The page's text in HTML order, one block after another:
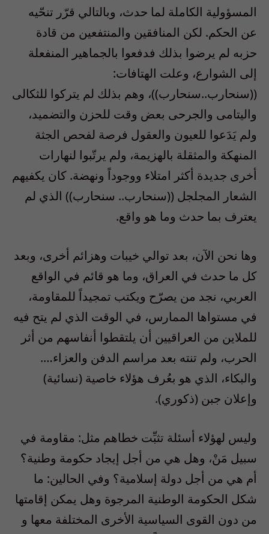
المسؤولية الكاملة لما حدث، وبالتالي قرّر تنحّيه
عن الحكم. لكن المنافقين والمنتفعين من قادة
حزبه لم يرضوا بذلك فدفعوا بالجماهير المنفعلة
إلى الشوارع، وعلت الهتافات:
((سنحارب..سنحارب))، وهم بذلك لم يتركوا للثكالى
واليتامى والجرحى بعض وقت للحزن والتضميد،
ولم يَدَعوا للعيون والعقول فرصة لفحص الجثة
المنهكة والمثقلة بالهزيمة، ولم يرتّبوا لنهارات
أخرى جديدة أكثر امتلاء ووجوداً ونهضة. كان يكفيهم
الشعار المجلجل ((سنحارب.. سنحارب)) الذي لم
يعترف بما حدث وما هو واقع.
وها نحن الآن، بعد توالي خيبات وهزائم أخرى، وبعد
كل ما حدث في العراق، وما هو قائم في الواقع
العربي، نجد من يصرّح ويكتب تمجيداً للمقاومة،
في مستواها الممارس، في الوقت الذي لم يتح فيه
للملاين من العراقيين أن يلتقطوا أنفاسهم من أثر
الحرب، ولم تنته بعد مراسم الدفن والعزاء….
والبكاء، الذي هو بعُرف هؤلاء خاصية (نسائية)
وإعلان جبن (ذكوري).
وليس لهؤلاء أسئلة تثبِّت خطاهم مثل: مقاومة في
سبيل مَنْ، وهل هي من أجل إيجاد حكومة وطنية؟
أم هي من أجل دولة إسلامية؟ وفي الحالين: ما
شكل الحكومة الوطنية المرجوة وهل يمكن إقامتها
من دون القوى السياسية الأخرى المختلفة معها و